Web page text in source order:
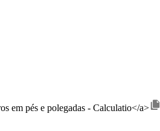
em pés e polegadas - Calculatio</a>